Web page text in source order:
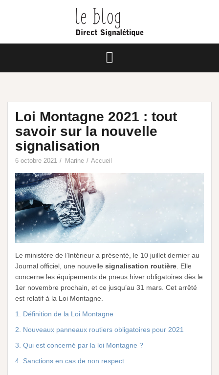
Loi Montagne 2021 : tout
savoir sur la nouvelle
signalisation
6 octobre 2021 Marine Accueil
Le ministère de l’Intérieur a présenté, le 10 juillet dernier au
Journal officiel, une nouvelle signalisation routière . Elle
concerne les équipements de pneus hiver obligatoires dès le
1er novembre prochain, et ce jusqu’au 31 mars. Cet arrêté
est relatif à la Loi Montagne.
1. Définition de la Loi Montagne
2. Nouveaux panneaux routiers obligatoires pour 2021
3. Qui est concerné par la loi Montagne ?
4. Sanctions en cas de non respect